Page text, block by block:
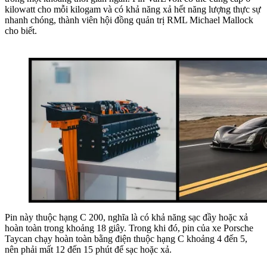
kilowatt cho mỗi kilogam và có khả năng xả hết năng lượng thực sự
nhanh chóng, thành viên hội đồng quản trị RML Michael Mallock
cho biết.
Pin này thuộc hạng C 200, nghĩa là có khả năng sạc đầy hoặc xả
hoàn toàn trong khoảng 18 giây. Trong khi đó, pin của xe Porsche
Taycan chạy hoàn toàn bằng điện thuộc hạng C khoảng 4 đến 5,
nên phải mất 12 đến 15 phút để sạc hoặc xả.